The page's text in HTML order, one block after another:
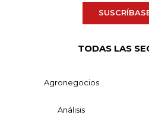
TODAS LAS
Agronegocios
Análisis